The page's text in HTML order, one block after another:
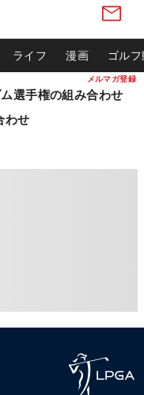
メルマガ登録
ライフ 漫画 ゴル
選手権の組み合わせ
わせ